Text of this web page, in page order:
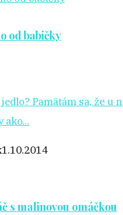
od babičky
Pamätám sa, že u
ako...
1.10.2014
s malinovou omáčkou